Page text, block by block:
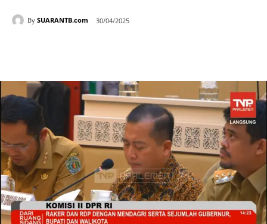
By SUARANTB.com 30/04/2025